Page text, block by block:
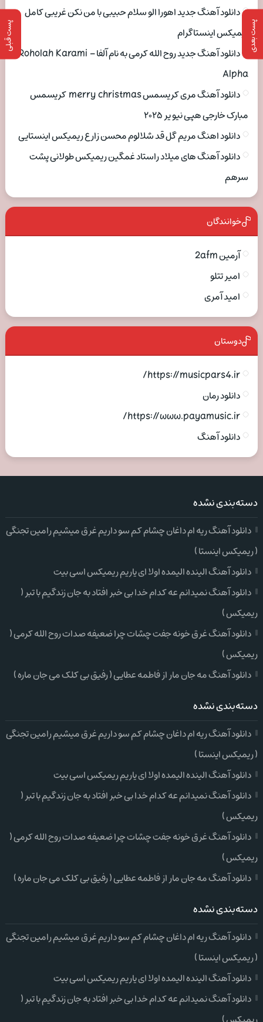
پست بعدی پست قبلی
دانلود آهنگ جدید اهورا الو سلام حبیبی با من نکن غریبی کامل
ریمیکس اینستاگرام
دانلود آهنگ جدید روح الله کرمی به نام آلفا Roholah Karami –
Alpha
دانلود آهنگ مری کریسمس merry christmas کریسمس
مبارک خارجی هپی نیو یر ۲۰۲۵
دانلود اهنگ مریم گل قد شلالوم محسن زارع ریمیکس اینستایی
دانلود آهنگ های میلاد راستاد غمگین ریمیکس طولانی پشت
سرهم
خوانندگان
آرمین 2afm
امیر تتلو
امید آمری
دوستان
https://musicpars4.ir/
دانلود رمان
https://www.payamusic.ir/
دانلود آهنگ
دسته‌بندی نشده
دانلود آهنگ ریه ام داغان چشام کم سو داریم غرق میشیم رامین تجنگی
( ریمیکس اینستا )
دانلود آهنگ الینده الیمده اولا ای یاریم ریمیکس اسی بیت
دانلود آهنگ نمیدانم عه کدام خدا بی خبر افتاد به جان زندگیم با تبر (
ریمیکس )
دانلود آهنگ غرق خونه جفت چشات چرا ضعیفه صدات روح الله کرمی (
ریمیکس )
دانلود آهنگ مه جان مار از فاطمه عطایی ( رفیق بی کلک می جان ماره )
دسته‌بندی نشده
دانلود آهنگ ریه ام داغان چشام کم سو داریم غرق میشیم رامین تجنگی
( ریمیکس اینستا )
دانلود آهنگ الینده الیمده اولا ای یاریم ریمیکس اسی بیت
دانلود آهنگ نمیدانم عه کدام خدا بی خبر افتاد به جان زندگیم با تبر (
ریمیکس )
دانلود آهنگ غرق خونه جفت چشات چرا ضعیفه صدات روح الله کرمی (
ریمیکس )
دانلود آهنگ مه جان مار از فاطمه عطایی ( رفیق بی کلک می جان ماره )
دسته‌بندی نشده
دانلود آهنگ ریه ام داغان چشام کم سو داریم غرق میشیم رامین تجنگی
( ریمیکس اینستا )
دانلود آهنگ الینده الیمده اولا ای یاریم ریمیکس اسی بیت
دانلود آهنگ نمیدانم عه کدام خدا بی خبر افتاد به جان زندگیم با تبر (